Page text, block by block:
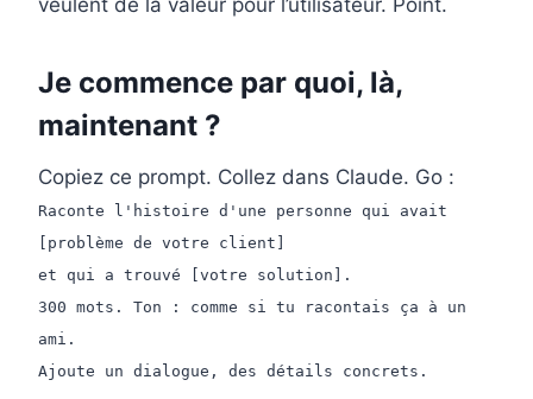
veulent de la valeur pour l’utilisateur. Point.
Je commence par quoi, là,
maintenant ?
Copiez ce prompt. Collez dans Claude. Go :
Raconte l'histoire d'une personne qui avait
[problème de votre client]
et qui a trouvé [votre solution].
300 mots. Ton : comme si tu racontais ça à un
ami.
Ajoute un dialogue, des détails concrets.